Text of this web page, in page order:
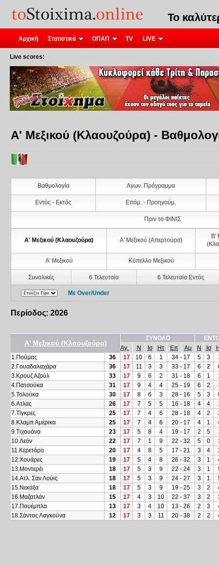
Το
Αρχική Στατιστικά ΟΠΑΠ TV LIVE
Live scores:
Α' Μεξικού (Κλαουζούρα) -
Βαθμολογία Αγων. Πρόγραμμα
Εντός - Εκτός Επόμ. - Προηγούμ.
Πριν το ΦΙΝΙΣ
Α' Μεξικού (Κλαουζούρα) Α' Μεξικού (Απερτούρα)
Β'
Α' Μεξικού Κύπελλο Μεξικού
Συνολικές 6 Τελευταία 6 Τελευταία Εντός
Με Over/Under
Περίοδος: 2026
Α' Μεξικού (Κλαουζούρα)
ΣΥΝΟΛΟ
Αγ.
Ν Ισ Ητ Επ Αμ Ν Ισ
1.Πούμας
36 17 10 6 1 34 - 17 5 3
2.Γουαδαλαχάρα
36 17 11 3 3 33 - 17 6 2
3.Κρουζ Αζούλ
33 17 9 6 2 31 - 18 6 1
4.Πατσούκα
31 17 9 4 4 25 - 19 6 2
5.Τολούκα
30 17 8 6 3 28 - 16 5 3
6.Ατλας
26 17 7 5 5 16 - 18 4 4
7.Τίγκρες
25 17 7 4 6 28 - 18 4 2
8.Κλαμπ Αμέρικα
25 17 7 4 6 20 - 17 4 1
9.Τιχουάνα
23 17 5 8 4 19 - 17 2 5
10.Λεόν
22 17 7 1 9 22 - 32 5 0
11.Κερετάρο
20 17 4 8 5 17 - 21 3 4
12.Χουάρες
19 17 5 4 8 26 - 32 3 1
13.Μοντερέι
18 17 5 3 9 22 - 24 3 1
14.Ατλ. Σαν Λούις
18 17 5 3 9 24 - 27 3 1
15.Νεκάξα
18 17 5 3 9 19 - 25 3 2
16.Μαζατλάν
15 17 4 3 10 22 - 37 3 2
17.Πουέμπλα
13 17 3 4 10 13 - 26 2 3
18.Σάντος Λαγκούνα
12 17 3 3 11 20 - 38 2 2